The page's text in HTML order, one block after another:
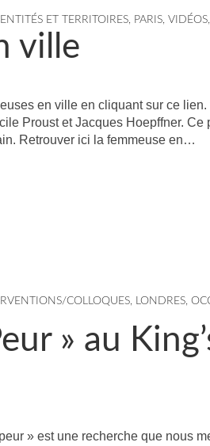
ET TERRITOIRES, PARIS, VIDÉOS,
ville
en ville en cliquant sur ce
Proust et Jacques Hoepffner.
Retrouver ici la femmeuse en…
COLLOQUES, LONDRES,
» au
» est une recherche que nous